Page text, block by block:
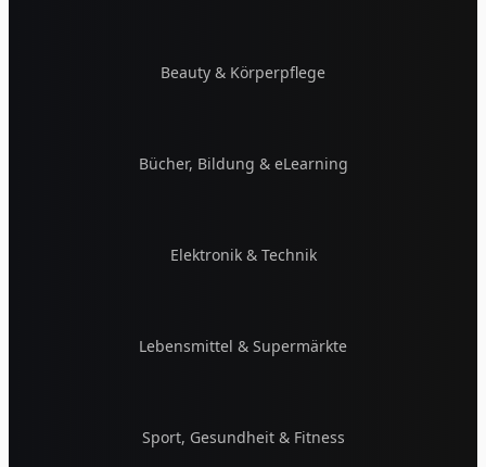
Beauty & Körperpflege
Bücher, Bildung & eLearning
Elektronik & Technik
Lebensmittel & Supermärkte
Sport, Gesundheit & Fitness